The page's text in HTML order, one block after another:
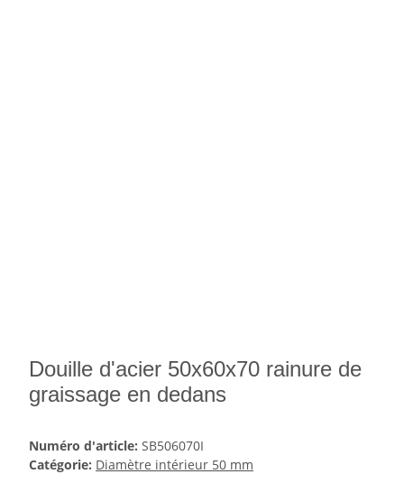
Douille d'acier 50x60x70 rainure de
graissage en dedans
Numéro d'article: SB506070I
Catégorie: Diamètre intérieur 50 mm